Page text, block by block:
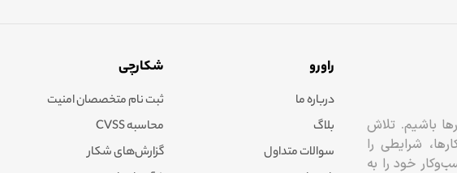
باشیم. تلاش
شرایطی را
خود را به
راورو
درباره ما
بلاگ
سوالات متداول
شکارچی
ثبت نام متخصصان امنیت
محاسبه CVSS
گزارش‌های شکار